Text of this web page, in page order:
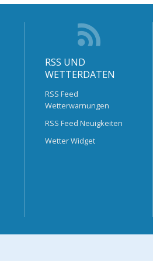
RSS UND
WETTERDATEN
RSS Feed
Wetterwarnungen
RSS Feed Neuigkeiten
Wetter Widget